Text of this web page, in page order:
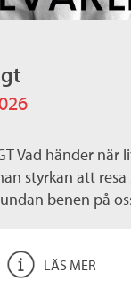
Vad händer när
styrkan att resa
benen på
LÄS MER